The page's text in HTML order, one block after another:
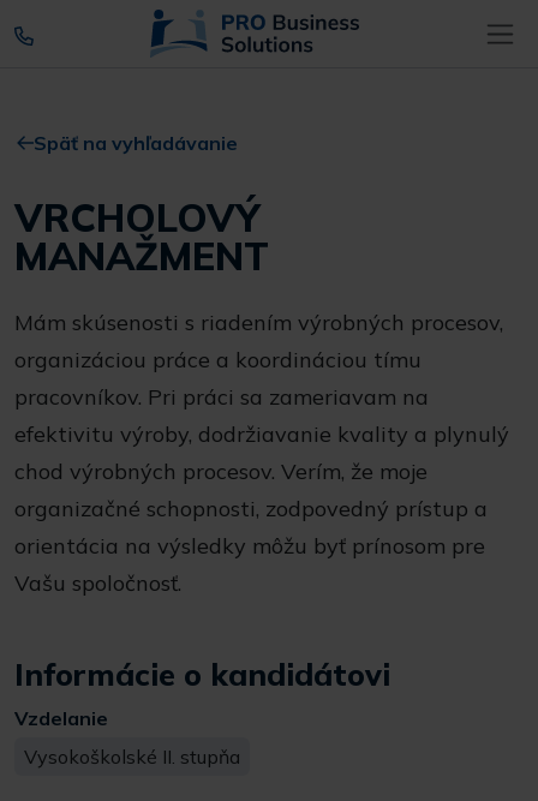
Späť na vyhľadávanie
VRCHOLOVÝ
MANAŽMENT
Mám skúsenosti s riadením výrobných procesov,
organizáciou práce a koordináciou tímu
pracovníkov. Pri práci sa zameriavam na
efektivitu výroby, dodržiavanie kvality a plynulý
chod výrobných procesov. Verím, že moje
organizačné schopnosti, zodpovedný prístup a
orientácia na výsledky môžu byť prínosom pre
Vašu spoločnosť.
Informácie o kandidátovi
Vzdelanie
Vysokoškolské II. stupňa